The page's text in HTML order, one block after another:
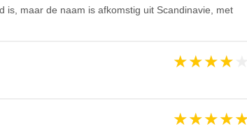
is, maar de naam is afkomstig uit Scandinavie, met
★★★★
★★★★